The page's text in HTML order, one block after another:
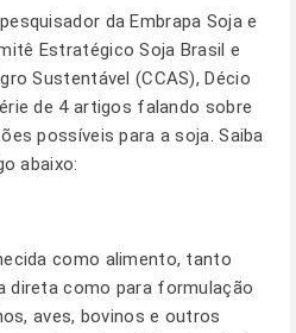
da Embrapa Soja e
Estratégico Soja Brasil e
Sustentável (CCAS), Décio
de 4 artigos falando sobre
possíveis para a soja. Saiba
abaixo:
como alimento, tanto
direta como para formulação
aves, bovinos e outros